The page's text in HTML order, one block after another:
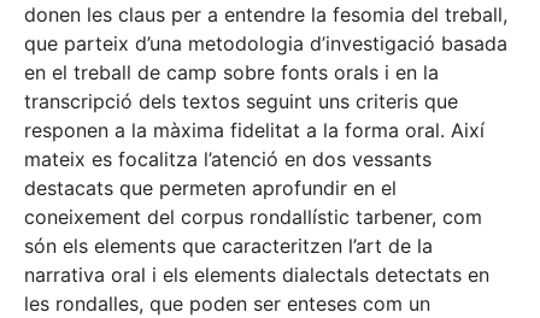
donen les claus per a entendre la fesomia del treball,
que parteix d’una metodologia d’investigació basada
en el treball de camp sobre fonts orals i en la
transcripció dels textos seguint uns criteris que
responen a la màxima fidelitat a la forma oral. Així
mateix es focalitza l’atenció en dos vessants
destacats que permeten aprofundir en el
coneixement del corpus rondallístic tarbener, com
són els elements que caracteritzen l’art de la
narrativa oral i els elements dialectals detectats en
les rondalles, que poden ser enteses com un